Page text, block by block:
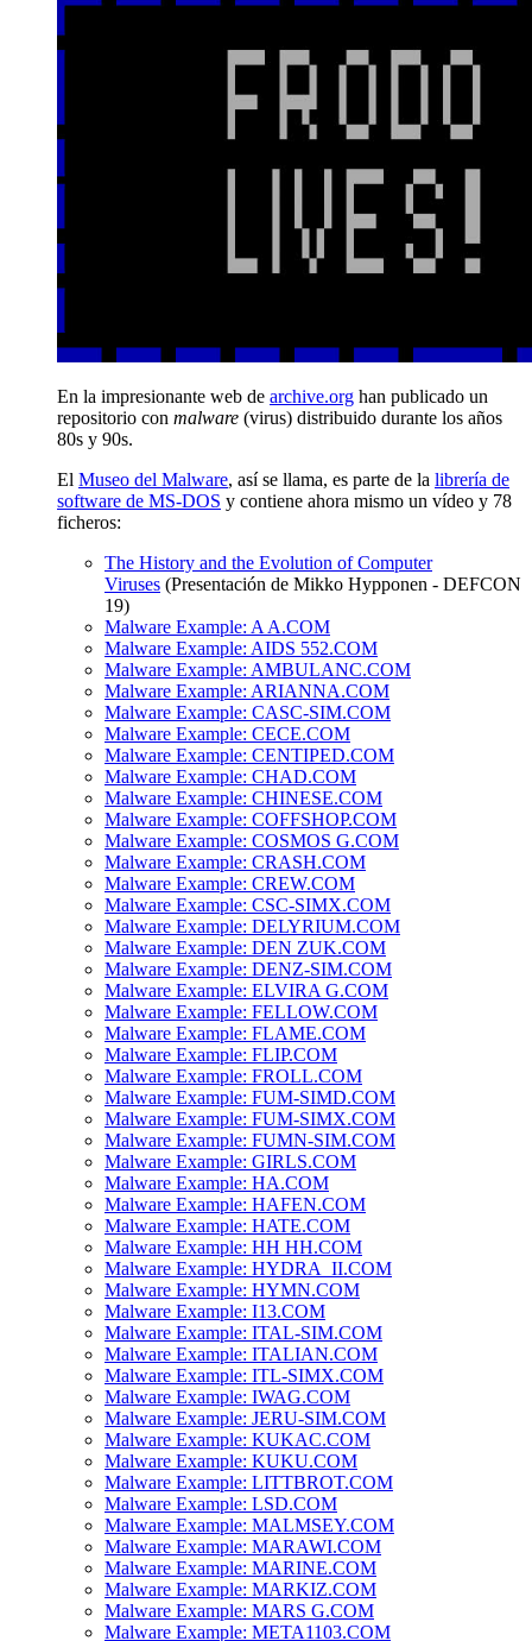
En la impresionante web de archive.org han publicado un
repositorio con malware (virus) distribuido durante los años
80s y 90s.
El Museo del Malware, así se llama, es parte de la librería de
software de MS-DOS y contiene ahora mismo un vídeo y 78
ficheros:
The History and the Evolution of Computer
Viruses (Presentación de Mikko Hypponen - DEFCON
19)
Malware Example: A A.COM
Malware Example: AIDS 552.COM
Malware Example: AMBULANC.COM
Malware Example: ARIANNA.COM
Malware Example: CASC-SIM.COM
Malware Example: CECE.COM
Malware Example: CENTIPED.COM
Malware Example: CHAD.COM
Malware Example: CHINESE.COM
Malware Example: COFFSHOP.COM
Malware Example: COSMOS G.COM
Malware Example: CRASH.COM
Malware Example: CREW.COM
Malware Example: CSC-SIMX.COM
Malware Example: DELYRIUM.COM
Malware Example: DEN ZUK.COM
Malware Example: DENZ-SIM.COM
Malware Example: ELVIRA G.COM
Malware Example: FELLOW.COM
Malware Example: FLAME.COM
Malware Example: FLIP.COM
Malware Example: FROLL.COM
Malware Example: FUM-SIMD.COM
Malware Example: FUM-SIMX.COM
Malware Example: FUMN-SIM.COM
Malware Example: GIRLS.COM
Malware Example: HA.COM
Malware Example: HAFEN.COM
Malware Example: HATE.COM
Malware Example: HH HH.COM
Malware Example: HYDRA_II.COM
Malware Example: HYMN.COM
Malware Example: I13.COM
Malware Example: ITAL-SIM.COM
Malware Example: ITALIAN.COM
Malware Example: ITL-SIMX.COM
Malware Example: IWAG.COM
Malware Example: JERU-SIM.COM
Malware Example: KUKAC.COM
Malware Example: KUKU.COM
Malware Example: LITTBROT.COM
Malware Example: LSD.COM
Malware Example: MALMSEY.COM
Malware Example: MARAWI.COM
Malware Example: MARINE.COM
Malware Example: MARKIZ.COM
Malware Example: MARS G.COM
Malware Example: META1103.COM